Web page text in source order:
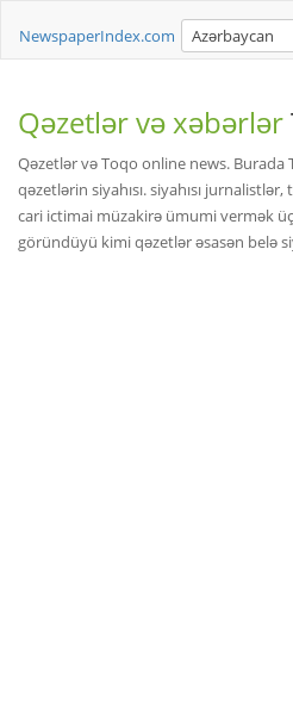
NewspaperIndex.com Azərbaycan
Qəzetlər və xəbərlər
Qəzetlər və Toqo online news.
qəzetlərin siyahısı. siyahısı
cari ictimai müzakirə ümumi vermək
göründüyü kimi qəzetlər əsasən belə